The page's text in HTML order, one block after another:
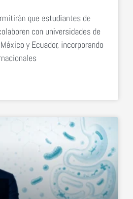
que estudiantes de
con universidades de
y Ecuador, incorporando